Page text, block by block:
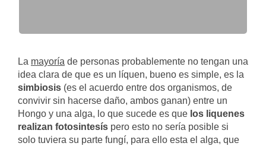
La mayoría de personas probablemente no tengan una
idea clara de que es un líquen, bueno es simple, es la
simbiosis (es el acuerdo entre dos organismos, de
convivir sin hacerse daño, ambos ganan) entre un
Hongo y una alga, lo que sucede es que los liquenes
realizan fotosintesís pero esto no sería posible si
solo tuviera su parte fungí, para ello esta el alga, que